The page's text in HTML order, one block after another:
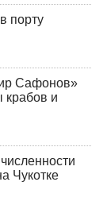
порту
Сафонов»
крабов и
Чукотке